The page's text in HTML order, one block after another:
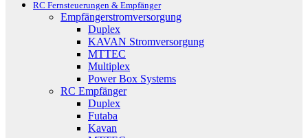
RC Fernsteuerungen & Empfänger
Empfängerstromversorgung
Duplex
KAVAN Stromversorgung
MTTEC
Multiplex
Power Box Systems
RC Empfänger
Duplex
Futaba
Kavan